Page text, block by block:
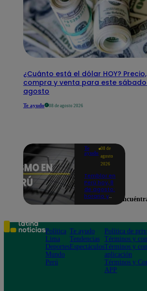
¿Cuánto está el dólar HOY? Precio,
compra y venta para este
agosto
Te ayudo 08 de agosto 2026
Te
ayudo
08 de
agosto
2026
Temblor en
Perú hoy, 8
de agosto:
horario y
según IGP
Política
Lima
Deportes
Mundo
Perú
Te ayudo
Tendencias
Espectáculos
Política de
Términos y
Términos y
aplicación
Términos y
APP